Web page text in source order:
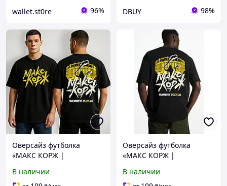
wallet.st0re 96% DBUY 98%
Оверсайз футболка
«МАКС КОРЖ |
Концертный streetwear
В наличии
Оверсайз футболка
«МАКС КОРЖ |
Концертный streetwear
В наличии